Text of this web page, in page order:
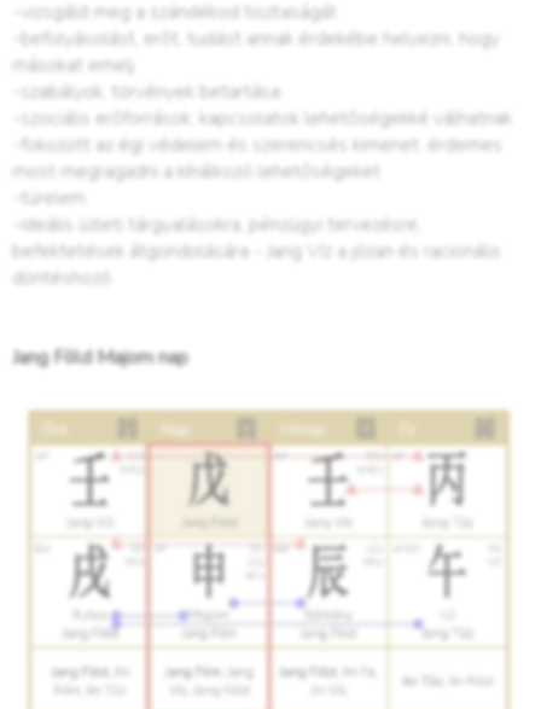
-vizsgáld meg a szándékod tisztaságát
-befolyásolást, erőt, tudást annak érdekébe helyezni, hogy
másokat emelj
-szabályok, törvények betartása
-szociális erőforrások, kapcsolatok lehetőségekké válhatnak
-fokozott az égi védelem és szerencsés kimenet, érdemes
most megragadni a kínálkozó lehetőségeket
-türelem
-ideális üzleti tárgyalásokra, pénzügyi tervezésre,
befektetések átgondolására - Jang Víz a józan és racionális
döntéshozó
Jang Föld Majom nap